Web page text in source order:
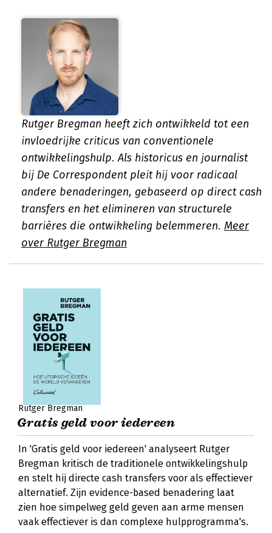
Rutger Bregman heeft zich ontwikkeld tot een
invloedrijke criticus van conventionele
ontwikkelingshulp. Als historicus en journalist
bij De Correspondent pleit hij voor radicaal
andere benaderingen, gebaseerd op direct cash
transfers en het elimineren van structurele
barrières die ontwikkeling belemmeren. Meer
over Rutger Bregman
Rutger Bregman
Gratis geld voor iedereen
In 'Gratis geld voor iedereen' analyseert Rutger
Bregman kritisch de traditionele ontwikkelingshulp
en stelt hij directe cash transfers voor als effectiever
alternatief. Zijn evidence-based benadering laat
zien hoe simpelweg geld geven aan arme mensen
vaak effectiever is dan complexe hulpprogramma's.